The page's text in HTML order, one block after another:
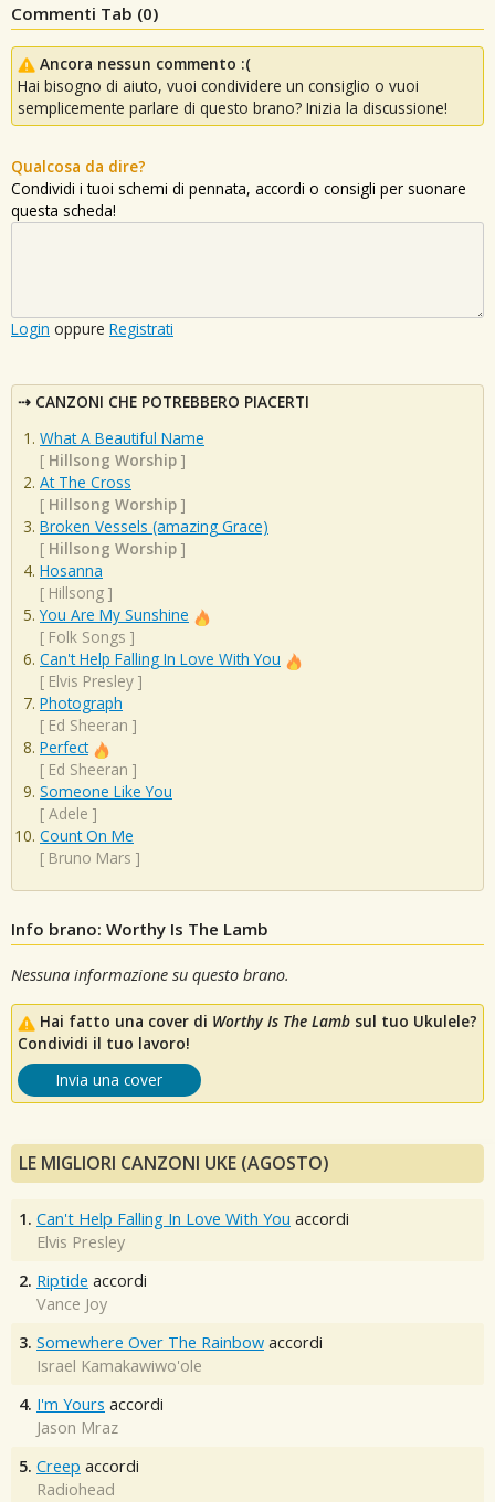
Commenti Tab (0)
Ancora nessun commento :(
Hai bisogno di aiuto, vuoi condividere un consiglio o vuoi
semplicemente parlare di questo brano? Inizia la discussione!
Qualcosa da dire?
Condividi i tuoi schemi di pennata, accordi o consigli per suonare
questa scheda!
Login oppure Registrati
CANZONI CHE POTREBBERO PIACERTI
What A Beautiful Name
[ Hillsong Worship ]
At The Cross
[ Hillsong Worship ]
Broken Vessels (amazing Grace)
[ Hillsong Worship ]
Hosanna
[ Hillsong ]
You Are My Sunshine
[ Folk Songs ]
Can't Help Falling In Love With You
[ Elvis Presley ]
Photograph
[ Ed Sheeran ]
Perfect
[ Ed Sheeran ]
Someone Like You
[ Adele ]
Count On Me
[ Bruno Mars ]
Info brano: Worthy Is The Lamb
Nessuna informazione su questo brano.
Hai fatto una cover di Worthy Is The Lamb sul tuo Ukulele?
Condividi il tuo lavoro!
Invia una cover
LE MIGLIORI CANZONI UKE (AGOSTO)
1. Can't Help Falling In Love With You accordi
Elvis Presley
2. Riptide accordi
Vance Joy
3. Somewhere Over The Rainbow accordi
Israel Kamakawiwo'ole
4. I'm Yours accordi
Jason Mraz
5. Creep accordi
Radiohead